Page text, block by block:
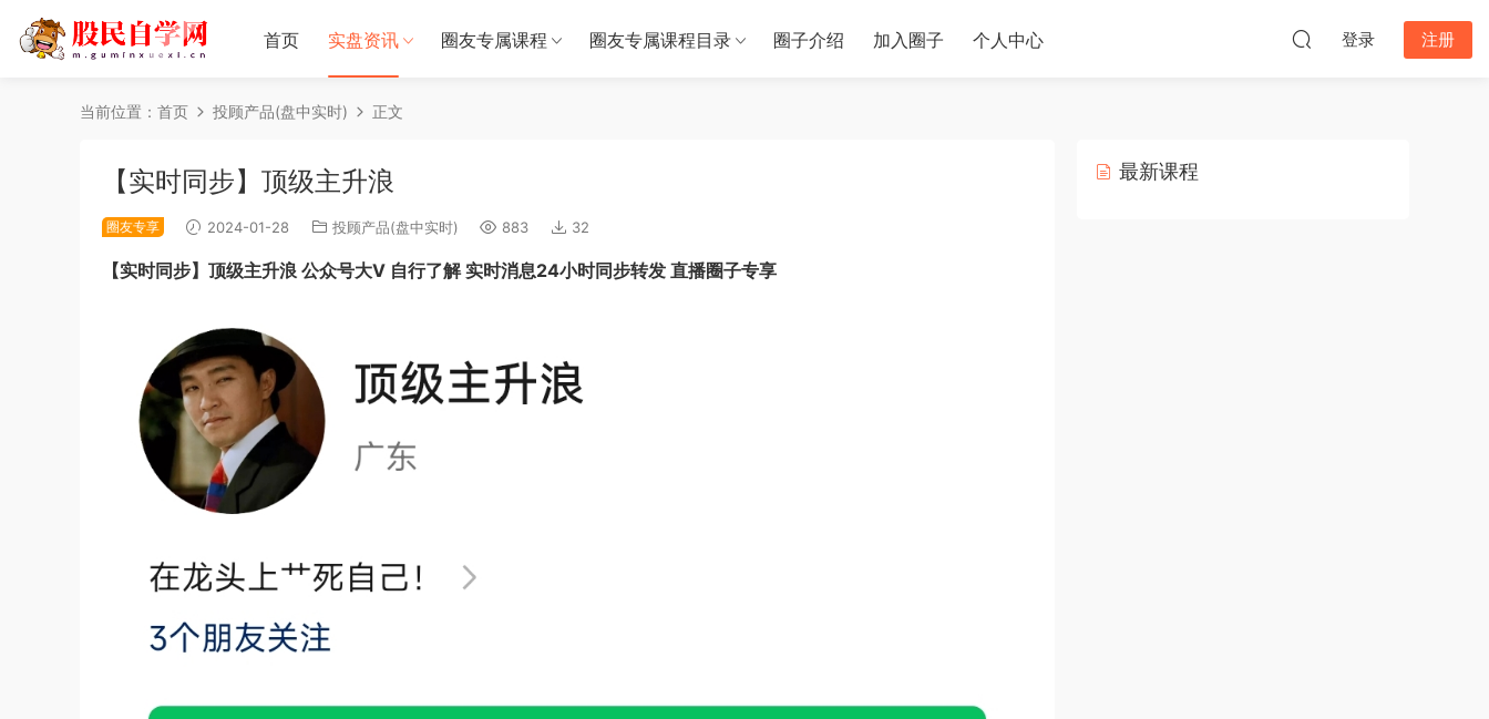
首页 实盘资讯 圈友专属课程 圈友专属课程目录 圈子介绍 加入圈子 个人中心 登录 注册
当前位置： 首页 投顾产品(盘中实时) 正文
【实时同步】顶级主升浪
圈友专享 2024-01-28 投顾产品(盘中实时) 883 32
【实时同步】顶级主升浪 公众号大V 自行了解 实时消息24小时同步转发 直播圈子专享
最新课程